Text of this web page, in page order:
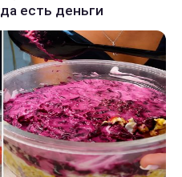
есть деньги